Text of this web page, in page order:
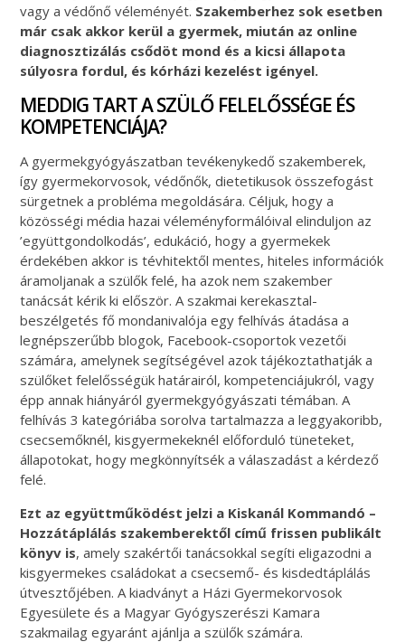
vagy a védőnő véleményét. Szakemberhez sok esetben
már csak akkor kerül a gyermek, miután az online
diagnosztizálás csődöt mond és a kicsi állapota
súlyosra fordul, és kórházi kezelést igényel.
MEDDIG TART A SZÜLŐ FELELŐSSÉGE ÉS
KOMPETENCIÁJA?
A gyermekgyógyászatban tevékenykedő szakemberek,
így gyermekorvosok, védőnők, dietetikusok összefogást
sürgetnek a probléma megoldására. Céljuk, hogy a
közösségi média hazai véleményformálóival elinduljon az
’együttgondolkodás’, edukáció, hogy a gyermekek
érdekében akkor is tévhitektől mentes, hiteles információk
áramoljanak a szülők felé, ha azok nem szakember
tanácsát kérik ki először. A szakmai kerekasztal-
beszélgetés fő mondanivalója egy felhívás átadása a
legnépszerűbb blogok, Facebook-csoportok vezetői
számára, amelynek segítségével azok tájékoztathatják a
szülőket felelősségük határairól, kompetenciájukról, vagy
épp annak hiányáról gyermekgyógyászati témában. A
felhívás 3 kategóriába sorolva tartalmazza a leggyakoribb,
csecsemőknél, kisgyermekeknél előforduló tüneteket,
állapotokat, hogy megkönnyítsék a válaszadást a kérdező
felé.
Ezt az együttműködést jelzi a Kiskanál Kommandó –
Hozzátáplálás szakemberektől című frissen publikált
könyv is, amely szakértői tanácsokkal segíti eligazodni a
kisgyermekes családokat a csecsemő- és kisdedtáplálás
útvesztőjében. A kiadványt a Házi Gyermekorvosok
Egyesülete és a Magyar Gyógyszerészi Kamara
szakmailag egyaránt ajánlja a szülők számára.